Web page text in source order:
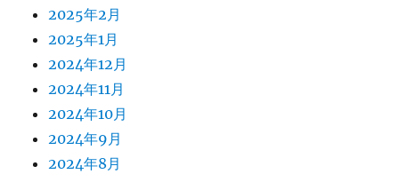
2025年2月
2025年1月
2024年12月
2024年11月
2024年10月
2024年9月
2024年8月